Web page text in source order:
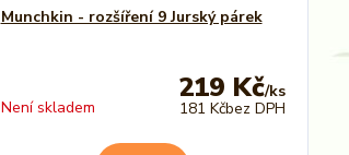
Munchkin - rozšíření 9 Jurský párek
219 Kč/ks
181 Kčbez DPH
Není skladem